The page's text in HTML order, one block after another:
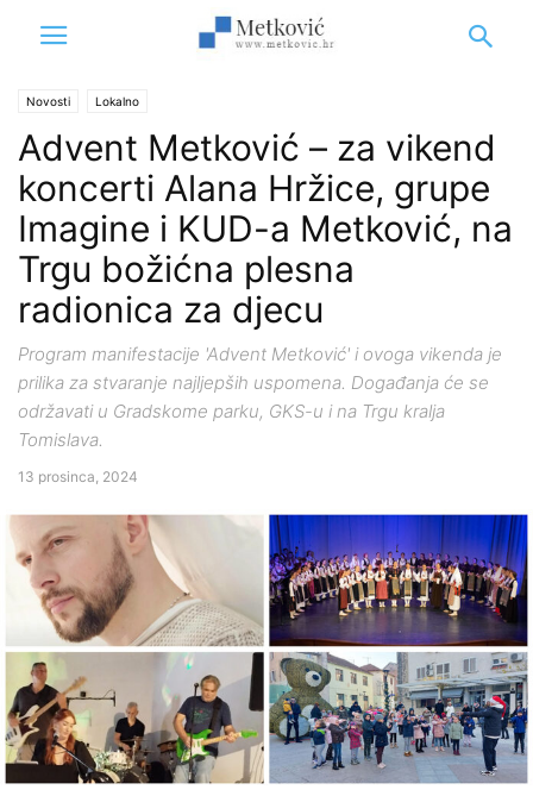
Novosti Lokalno
Advent Metković – za vikend
koncerti Alana Hržice, grupe
Imagine i KUD-a Metković, na
Trgu božićna plesna
radionica za djecu
Program manifestacije 'Advent Metković' i ovoga vikenda je
prilika za stvaranje najljepših uspomena. Događanja će se
održavati u Gradskome parku, GKS-u i na Trgu kralja
Tomislava.
13 prosinca, 2024